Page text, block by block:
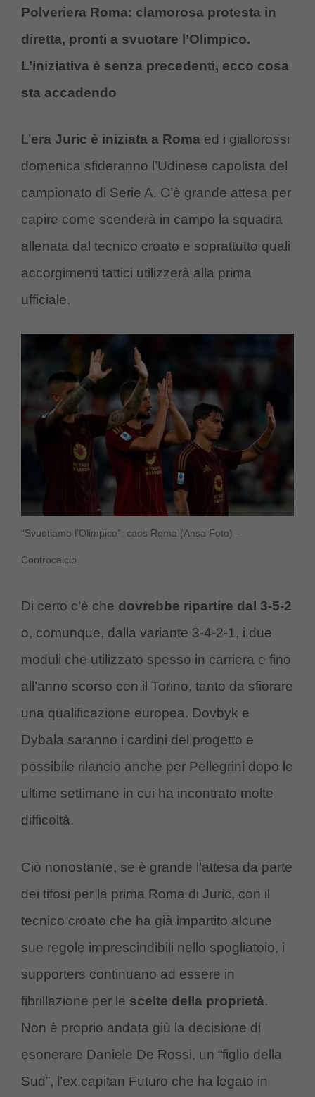
Polveriera Roma: clamorosa protesta in
diretta, pronti a svuotare l’Olimpico.
L’iniziativa è senza precedenti, ecco cosa
sta accadendo
L’era Juric è iniziata a Roma ed i giallorossi
domenica sfideranno l’Udinese capolista del
campionato di Serie A. C’è grande attesa per
capire come scenderà in campo la squadra
allenata dal tecnico croato e soprattutto quali
accorgimenti tattici utilizzerà alla prima
ufficiale.
“Svuotiamo l’Olimpico”: caos Roma (Ansa Foto) –
Controcalcio
Di certo c’è che dovrebbe ripartire dal 3-5-2
o, comunque, dalla variante 3-4-2-1, i due
moduli che utilizzato spesso in carriera e fino
all’anno scorso con il Torino, tanto da sfiorare
una qualificazione europea. Dovbyk e
Dybala saranno i cardini del progetto e
possibile rilancio anche per Pellegrini dopo le
ultime settimane in cui ha incontrato molte
difficoltà.
Ciò nonostante, se è grande l’attesa da parte
dei tifosi per la prima Roma di Juric, con il
tecnico croato che ha già impartito alcune
sue regole imprescindibili nello spogliatoio, i
supporters continuano ad essere in
fibrillazione per le scelte della proprietà.
Non è proprio andata giù la decisione di
esonerare Daniele De Rossi, un “figlio della
Sud”, l’ex capitan Futuro che ha legato in